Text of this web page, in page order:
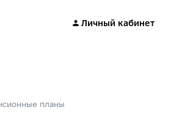
Личный кабинет
планы